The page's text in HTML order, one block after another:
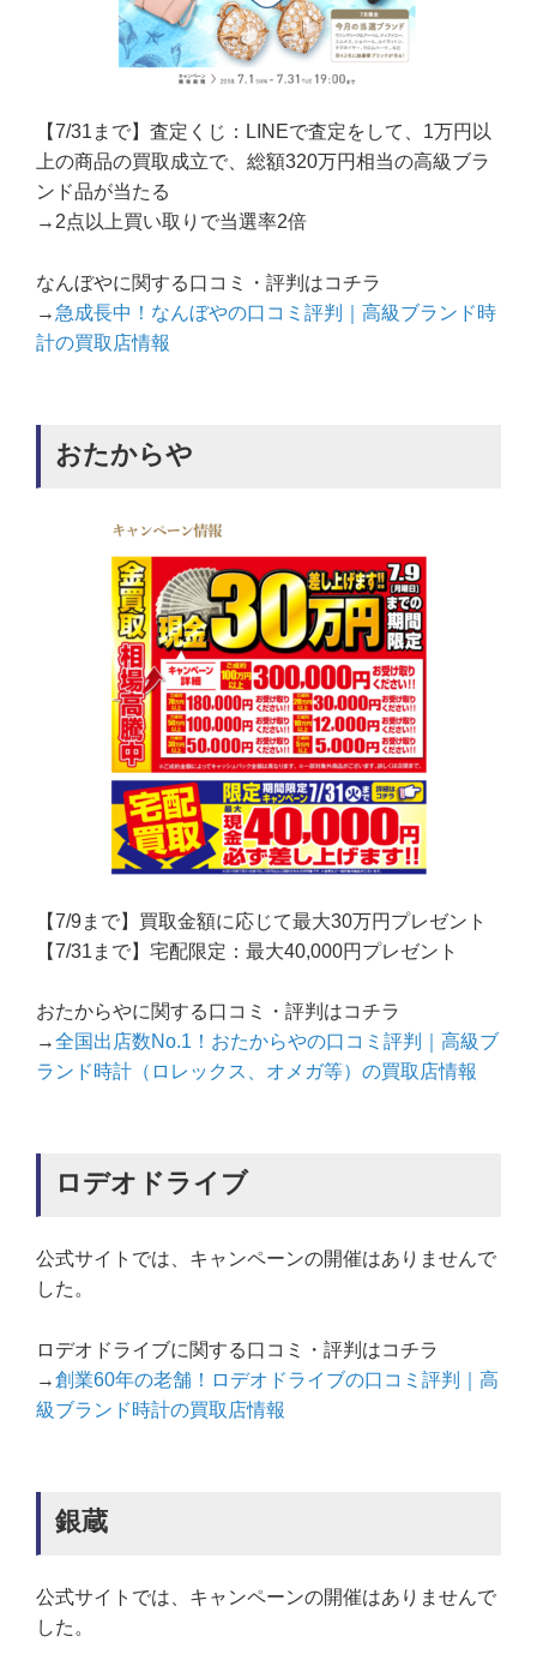
【7/31まで】査定くじ：LINEで査定をして、1万円以
上の商品の買取成立で、総額320万円相当の高級ブラ
ンド品が当たる
→2点以上買い取りで当選率2倍
なんぼやに関する口コミ・評判はコチラ
→ 急成長中！なんぼやの口コミ評判｜高級ブランド時
計の買取店情報
おたからや
【7/9まで】買取金額に応じて最大30万円プレゼント
【7/31まで】宅配限定：最大40,000円プレゼント
おたからやに関する口コミ・評判はコチラ
→全国出店数No.1！おたからやの口コミ評判｜高級ブ
ランド時計（ロレックス、オメガ等）の買取店情報
ロデオドライブ
公式サイトでは、キャンペーンの開催はありませんで
した。
ロデオドライブに関する口コミ・評判はコチラ
→創業60年の老舗！ロデオドライブの口コミ評判｜高
級ブランド時計の買取店情報
銀蔵
公式サイトでは、キャンペーンの開催はありませんで
した。